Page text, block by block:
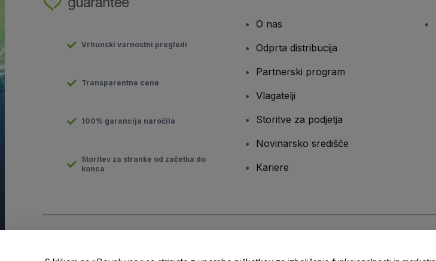
Vrhunski varnostni pregledi
Transparentne cene
100% garancija naročila
Storitev za stranke od začetka do
konca
O nas
Odprta distribucija
Partnerski program
Vlagatelji
Storitve za podjetja
Novinarsko središče
Kariere